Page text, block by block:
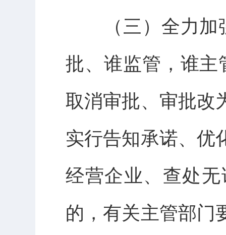
（三）全力加强
批、谁监管，谁主
取消审批、审批改
实行告知承诺、优
经营企业、查处
的，有关主管部门